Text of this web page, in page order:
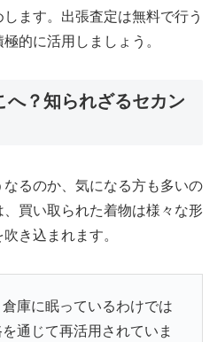
ます。出張査定は無料で行う
的に活用しましょう。
へ？知られざるセカン
るのか、気になる方も多いの
買い取られた着物は様々な形
き込まれます。
庫に眠っているわけでは
通じて再活用されていま